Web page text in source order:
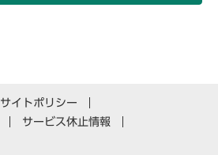
サイトポリシー
サービス休止情報